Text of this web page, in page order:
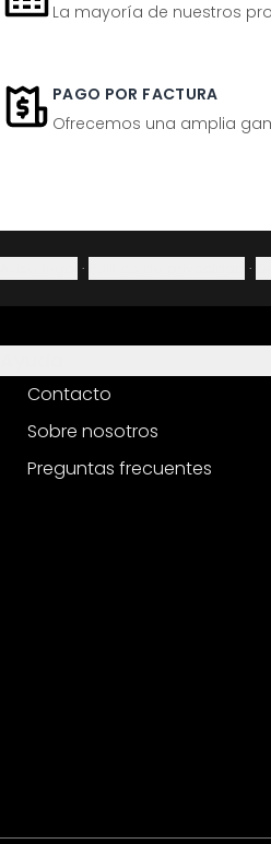
La mayoría de nuestros
PAGO POR FACTURA
Ofrecemos una amplia
· ·
Contacto
Sobre nosotros
Preguntas frecuentes